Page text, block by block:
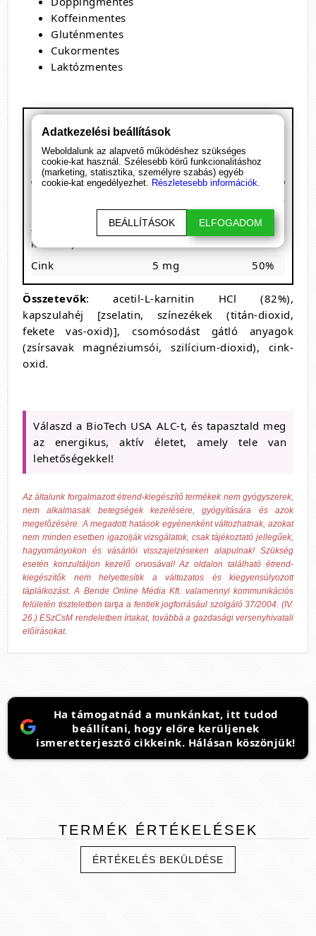
Koffeinmentes
Gluténmentes
Cukormentes
Laktózmentes
BioTech USA - ALC
Kiszerelés: 60 kapszula
1 adag: 2 kapszula
30 adagot tartalmaz
kapszula)
RDA%
Acetil-L-karnitin (L-
karnitin)
845 mg -
Cink 5 mg 50%
Összetevők: acetil-L-karnitin HCl (82%),
kapszulahéj [zselatin, színezékek (titán-dioxid,
fekete vas-oxid)], csomósodást gátló anyagok
(zsírsavak magnéziumsói, szilícium-dioxid), cink-
oxid.
Válaszd a BioTech USA ALC-t, és tapasztald meg
az energikus, aktív életet, amely tele van
lehetőségekkel!
Az általunk forgalmazott étrend-kiegészítő termékek nem gyógyszerek,
nem alkalmasak betegségek kezelésére, gyógyítására és azok
megelőzésére. A megadott hatások egyénenként változhatnak, azokat
nem minden esetben igazolják vizsgálatok, csak tájékoztató jellegűek,
hagyományokon és vásárlói visszajelzéseken alapulnak! Szükség
esetén konzultáljon kezelő orvosával! Az oldalon található étrend-
kiegészítők nem helyettesítik a változatos és kiegyensúlyozott
táplálkozást. A Bende Online Média Kft. valamennyi kommunikációs
felületén tiszteletben tartja a fentiek jogforrásául szolgáló 37/2004. (IV.
26.) ESzCsM rendeletben írtakat, továbbá a gazdasági versenyhivatali
előírásokat.
Ha támogatnád a munkánkat, itt tudod
beállítani, hogy előre kerüljenek
ismeretterjesztő cikkeink. Hálásan köszönjük!
TERMÉK ÉRTÉKELÉSEK
ÉRTÉKELÉS BEKÜLDÉSE
Adatkezelési beállítások
Weboldalunk az alapvető működéshez szükséges
cookie-kat használ. Szélesebb körű funkcionalitáshoz
(marketing, statisztika, személyre szabás) egyéb
cookie-kat engedélyezhet. Részletesebb információk.
BEÁLLÍTÁSOK ELFOGADOM